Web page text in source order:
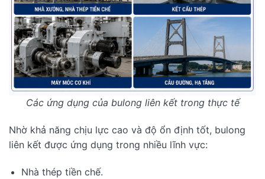
Các ứng dụng của bulong liên kết trong thực tế
Nhờ khả năng chịu lực cao và độ ổn định tốt, bulong
liên kết được ứng dụng trong nhiều lĩnh vực:
Nhà thép tiền chế.